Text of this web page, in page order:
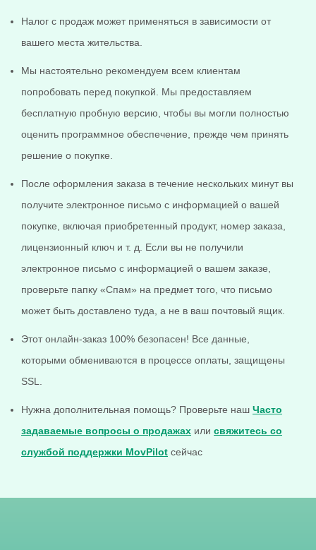
Налог с продаж может применяться в зависимости от
вашего места жительства.
Мы настоятельно рекомендуем всем клиентам
попробовать перед покупкой. Мы предоставляем
бесплатную пробную версию, чтобы вы могли полностью
оценить программное обеспечение, прежде чем принять
решение о покупке.
После оформления заказа в течение нескольких минут вы
получите электронное письмо с информацией о вашей
покупке, включая приобретенный продукт, номер заказа,
лицензионный ключ и т. д. Если вы не получили
электронное письмо с информацией о вашем заказе,
проверьте папку «Спам» на предмет того, что письмо
может быть доставлено туда, а не в ваш почтовый ящик.
Этот онлайн-заказ 100% безопасен! Все данные,
которыми обмениваются в процессе оплаты, защищены
SSL.
Нужна дополнительная помощь? Проверьте наш Часто
задаваемые вопросы о продажах или свяжитесь со
службой поддержки MovPilot сейчас